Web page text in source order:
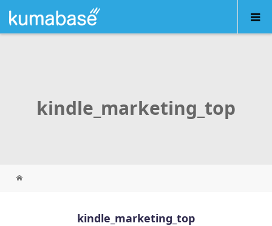
kindle_marketing_top
kindle_marketing_top